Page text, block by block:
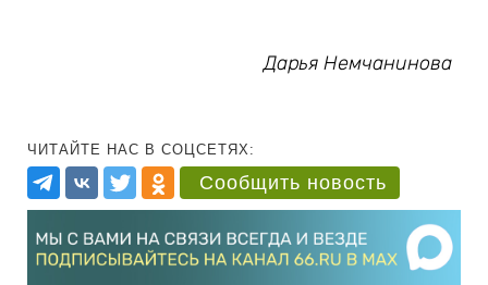
Дарья Немчанинова
ЧИТАЙТЕ НАС В СОЦСЕТЯХ:
Сообщить новость